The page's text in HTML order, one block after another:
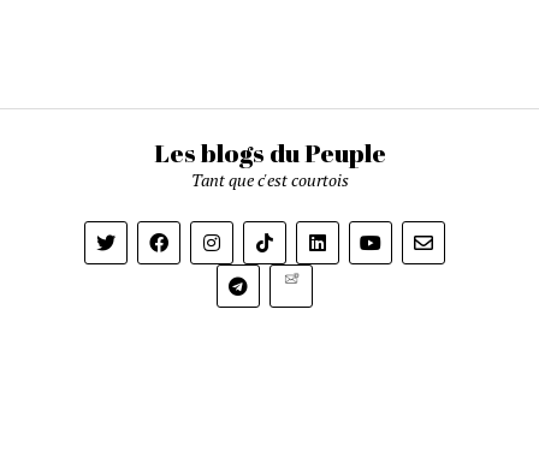
Les blogs du Peuple
Tant que c'est courtois